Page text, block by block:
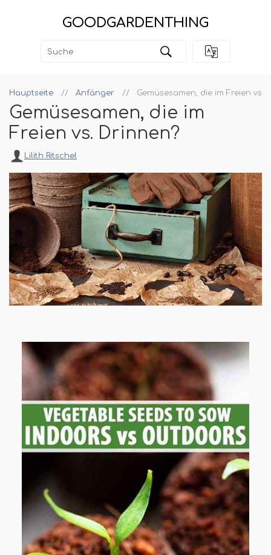
GOODGARDENTHING
Hauptseite Anfänger Gemüsesamen, die im Freien vs.
Gemüsesamen, die im
Freien vs. Drinnen?
Lilith Ritschel